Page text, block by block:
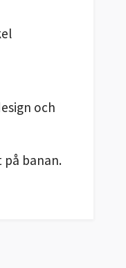
och
på banan.